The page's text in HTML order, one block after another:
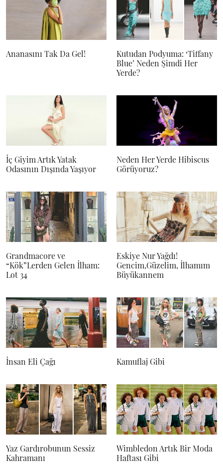
Ananasını Tak Da Gel!
Kutudan Podyuma: ‘Tiffany
Blue’ Neden Şimdi Her
Yerde?
İç Giyim Artık Yatak
Odasının Dışında Yaşıyor
Neden Her Yerde Hibiscus
Görüyoruz?
Grandmacore ve
“Kök”Lerden Gelen İlham:
Lot 34
Eskiye Nur Yağdı!
Gencim,Güzelim, İlhamım
Büyükannem
İnsan Eli Çağı Kamuflaj Gibi
Yaz Gardırobunun Sessiz
Kahramanı
Wimbledon Artık Bir Moda
Haftası Gibi